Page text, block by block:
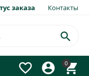
заказа Контакты
0



